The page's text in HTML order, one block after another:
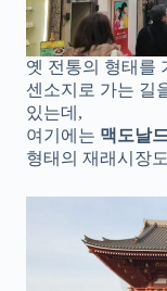
옛 전통의 형태를
센소지로 가는 길
있는데,
여기에는 맥도날
형태의 재래시장